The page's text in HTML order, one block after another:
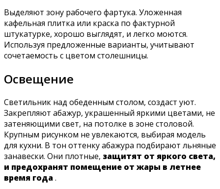
Выделяют зону рабочего фартука. Уложенная
кафельная плитка или краска по фактурной
штукатурке, хорошо выглядят, и легко моются.
Используя предложенные варианты, учитывают
сочетаемость с цветом столешницы.
Освещение
Светильник над обеденным столом, создаст уют.
Закрепляют абажур, украшенный яркими цветами, не
затеняющими свет, на потолке в зоне столовой.
Крупным рисунком не увлекаются, выбирая модель
для кухни. В тон оттенку абажура подбирают льняные
занавески. Они плотные, защитят от яркого света,
и предохранят помещение от жары в летнее
время года.